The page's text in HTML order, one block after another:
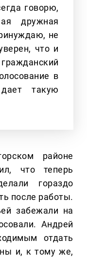
говорю,
дружная
не
что и
в
такую
районе
что теперь
гораздо
после работы.
забежали на
Андрей
отдать
и, к тому же,